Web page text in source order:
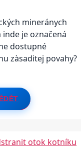
mineránych
je označená
dostupné
zàsaditej povahy?
otok kotníku